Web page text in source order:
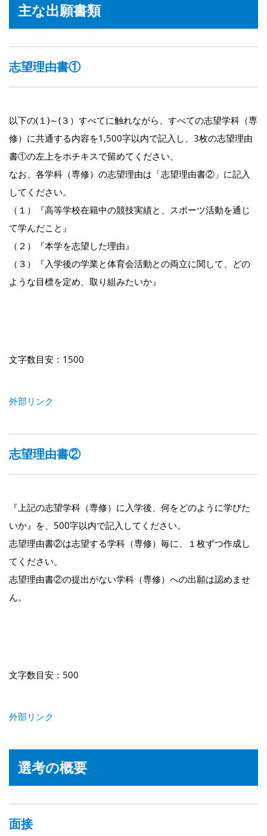
主な出願書類
志望理由書①
以下の(１)～(３）すべてに触れながら、すべての志望学科（専
修）に共通する内容を1,500字以内で記入し、3枚の志望理由
書①の左上をホチキスで留めてください。
なお、各学科（専修）の志望理由は「志望理由書②」に記入
してください。
（１）『高等学校在籍中の競技実績と、スポーツ活動を通じ
て学んだこと』
（２）『本学を志望した理由』
（３）『入学後の学業と体育会活動との両立に関して、どの
ような目標を定め、取り組みたいか』
文字数目安：1500
外部リンク
志望理由書②
『上記の志望学科（専修）に入学後、何をどのように学びた
いか』を、500字以内で記入してください。
志望理由書②は志望する学科（専修）毎に、１枚ずつ作成し
てください。
志望理由書②の提出がない学科（専修）への出願は認めませ
ん。
文字数目安：500
外部リンク
選考の概要
面接